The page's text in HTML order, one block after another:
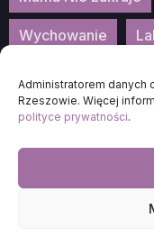
Administratorem danych
Rzeszowie. Więcej
polityce prywatności.
Wychowanie